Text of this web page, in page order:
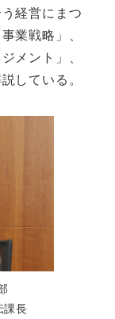
経営にまつ
業戦略」、
メント」、
している。
課長